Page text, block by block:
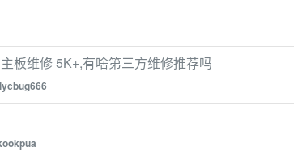
板维修 5K+,有啥第三方维修推荐吗
lycbug666